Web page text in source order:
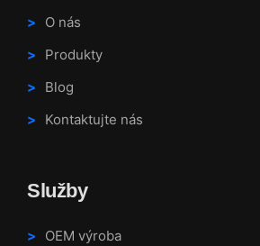
O nás
Produkty
Blog
Kontaktujte nás
Služby
OEM výroba